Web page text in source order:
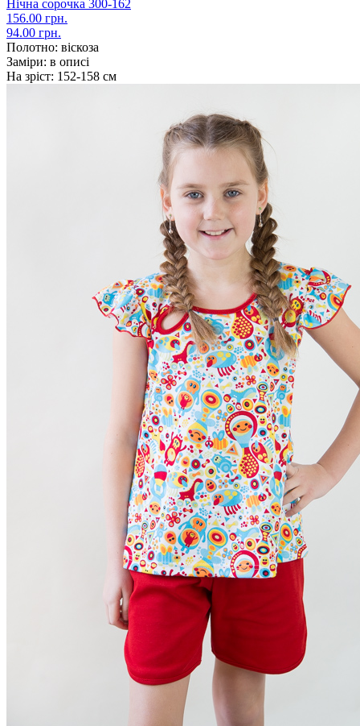
Нічна сорочка 300-162
156.00 грн.
94.00 грн.
Полотно: віскоза
Заміри: в описі
На зріст: 152-158 см